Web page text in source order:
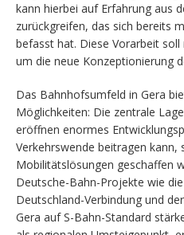
kann hierbei auf Erfahrung aus
zurückgreifen, das sich bereits
befasst hat. Diese Vorarbeit
um die neue Konzeptionierung
Das Bahnhofsumfeld in Gera
Möglichkeiten: Die zentrale
eröffnen enormes
Verkehrswende beitragen kann,
Mobilitätslösungen geschaffen
Deutsche-Bahn-Projekte wie
Deutschland-Verbindung und
Gera auf S-Bahn-Standard